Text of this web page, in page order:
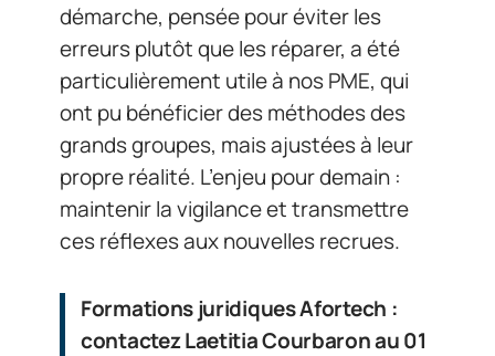
démarche, pensée pour éviter les
erreurs plutôt que les réparer, a été
particulièrement utile à nos PME, qui
ont pu bénéficier des méthodes des
grands groupes, mais ajustées à leur
propre réalité. L’enjeu pour demain :
maintenir la vigilance et transmettre
ces réflexes aux nouvelles recrues.
Formations juridiques Afortech :
contactez Laetitia Courbaron au 01